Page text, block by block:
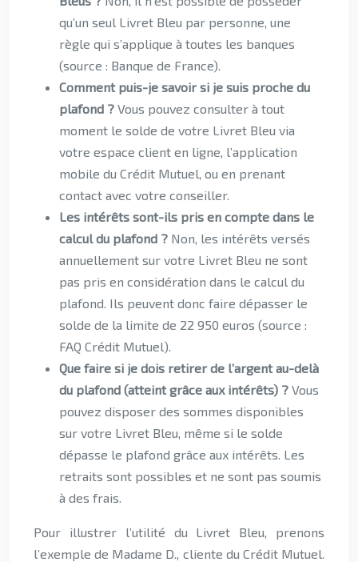
qu’un seul Livret Bleu par personne, une
règle qui s’applique à toutes les banques
(source : Banque de France).
Comment puis-je savoir si je suis proche du
plafond ? Vous pouvez consulter à tout
moment le solde de votre Livret Bleu via
votre espace client en ligne, l’application
mobile du Crédit Mutuel, ou en prenant
contact avec votre conseiller.
Les intérêts sont-ils pris en compte dans le
calcul du plafond ? Non, les intérêts versés
annuellement sur votre Livret Bleu ne sont
pas pris en considération dans le calcul du
plafond. Ils peuvent donc faire dépasser le
solde de la limite de 22 950 euros (source :
FAQ Crédit Mutuel).
Que faire si je dois retirer de l’argent au-delà
du plafond (atteint grâce aux intérêts) ? Vous
pouvez disposer des sommes disponibles
sur votre Livret Bleu, même si le solde
dépasse le plafond grâce aux intérêts. Les
retraits sont possibles et ne sont pas soumis
à des frais.
Pour illustrer l’utilité du Livret Bleu, prenons
l’exemple de Madame D., cliente du Crédit Mutuel.